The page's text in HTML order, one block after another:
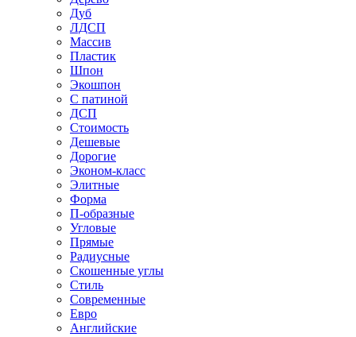
Дуб
ЛДСП
Массив
Пластик
Шпон
Экошпон
С патиной
ДСП
Стоимость
Дешевые
Дорогие
Эконом-класс
Элитные
Форма
П-образные
Угловые
Прямые
Радиусные
Скошенные углы
Стиль
Современные
Евро
Английские